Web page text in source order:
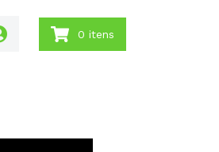
0 itens